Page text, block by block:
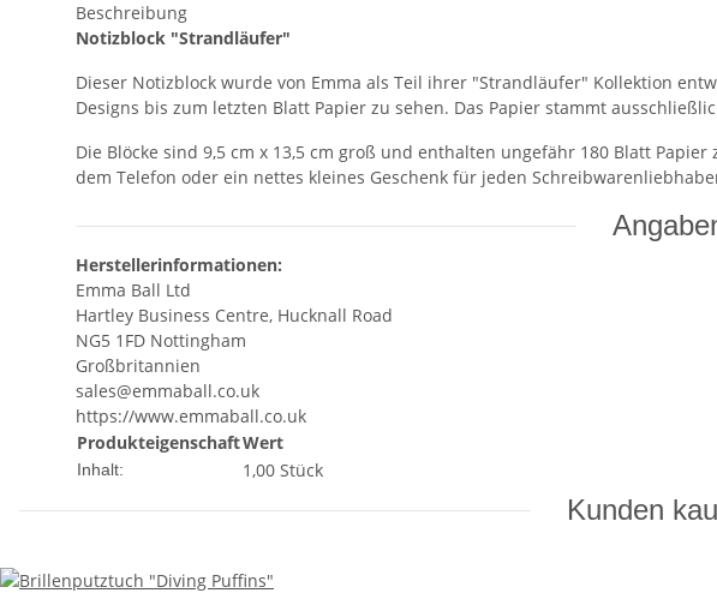
Beschreibung
Notizblock "Strandläufer"
Dieser Notizblock wurde von Emma als Teil ihrer "Strandläufer" Kollektion
Designs bis zum letzten Blatt Papier zu sehen. Das Papier stammt
Die Blöcke sind 9,5 cm x 13,5 cm groß und enthalten ungefähr 180 Blatt
dem Telefon oder ein nettes kleines Geschenk für jeden
Herstellerinformationen:
Emma Ball Ltd
Hartley Business Centre, Hucknall Road
NG5 1FD Nottingham
Großbritannien
sales@emmaball.co.uk
https://www.emmaball.co.uk
ProdukteigenschaftWert
Inhalt: 1,00 Stück
Kunden